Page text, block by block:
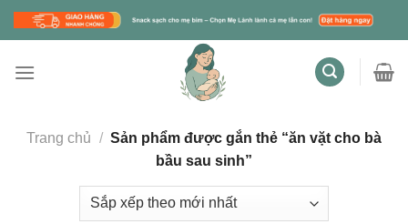
Skip
Trang chủ / Sản phẩm được gắn thẻ “ăn vặt cho bà
bầu sau sinh”